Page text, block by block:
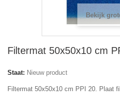
Bekijk
Filtermat 50x50x10 cm
Staat: Nieuw product
Filtermat 50x50x10 cm PPI 20. Plaat